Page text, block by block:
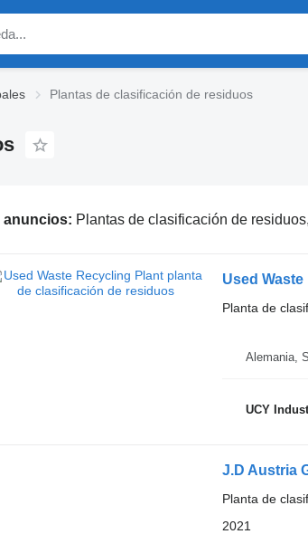
Plantas de clasificación de residuos
anuncios: Plantas de clasificación de residuos, planta de reciclaje
Used
Planta de
Alemania,
UCY
J.D Austria
Planta de
2021